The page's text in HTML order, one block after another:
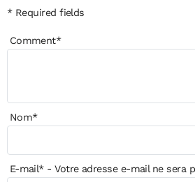
* Required fields
Comment*
Nom*
E-mail*- Votre adresse e-mail ne sera